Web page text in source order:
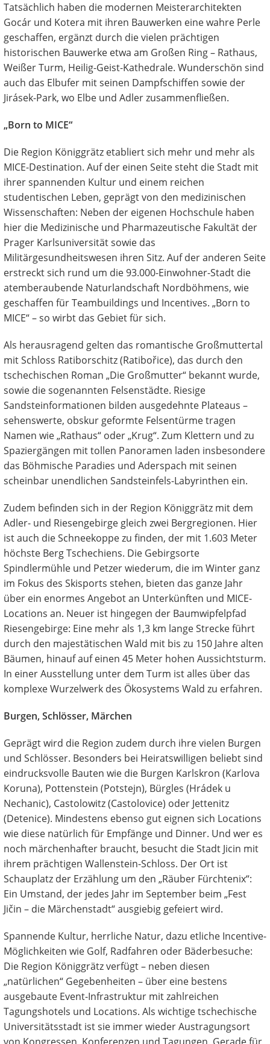
Tatsächlich haben die modernen Meisterarchitekten
Gocár und Kotera mit ihren Bauwerken eine wahre Perle
geschaffen, ergänzt durch die vielen prächtigen
historischen Bauwerke etwa am Großen Ring – Rathaus,
Weißer Turm, Heilig-Geist-Kathedrale. Wunderschön sind
auch das Elbufer mit seinen Dampfschiffen sowie der
Jirásek-Park, wo Elbe und Adler zusammenfließen.
„Born to MICE“
Die Region Königgrätz etabliert sich mehr und mehr als
MICE-Destination. Auf der einen Seite steht die Stadt mit
ihrer spannenden Kultur und einem reichen
studentischen Leben, geprägt von den medizinischen
Wissenschaften: Neben der eigenen Hochschule haben
hier die Medizinische und Pharmazeutische Fakultät der
Prager Karlsuniversität sowie das
Militärgesundheitswesen ihren Sitz. Auf der anderen Seite
erstreckt sich rund um die 93.000-Einwohner-Stadt die
atemberaubende Naturlandschaft Nordböhmens, wie
geschaffen für Teambuildings und Incentives. „Born to
MICE“ – so wirbt das Gebiet für sich.
Als herausragend gelten das romantische Großmuttertal
mit Schloss Ratiborschitz (Ratibořice), das durch den
tschechischen Roman „Die Großmutter“ bekannt wurde,
sowie die sogenannten Felsenstädte. Riesige
Sandsteinformationen bilden ausgedehnte Plateaus –
sehenswerte, obskur geformte Felsentürme tragen
Namen wie „Rathaus“ oder „Krug“. Zum Klettern und zu
Spaziergängen mit tollen Panoramen laden insbesondere
das Böhmische Paradies und Aderspach mit seinen
scheinbar unendlichen Sandsteinfels-Labyrinthen ein.
Zudem befinden sich in der Region Königgrätz mit dem
Adler- und Riesengebirge gleich zwei Bergregionen. Hier
ist auch die Schneekoppe zu finden, der mit 1.603 Meter
höchste Berg Tschechiens. Die Gebirgsorte
Spindlermühle und Petzer wiederum, die im Winter ganz
im Fokus des Skisports stehen, bieten das ganze Jahr
über ein enormes Angebot an Unterkünften und MICE-
Locations an. Neuer ist hingegen der Baumwipfelpfad
Riesengebirge: Eine mehr als 1,3 km lange Strecke führt
durch den majestätischen Wald mit bis zu 150 Jahre alten
Bäumen, hinauf auf einen 45 Meter hohen Aussichtsturm.
In einer Ausstellung unter dem Turm ist alles über das
komplexe Wurzelwerk des Ökosystems Wald zu erfahren.
Burgen, Schlösser, Märchen
Geprägt wird die Region zudem durch ihre vielen Burgen
und Schlösser. Besonders bei Heiratswilligen beliebt sind
eindrucksvolle Bauten wie die Burgen Karlskron (Karlova
Koruna), Pottenstein (Potstejn), Bürgles (Hrádek u
Nechanic), Castolowitz (Castolovice) oder Jettenitz
(Detenice). Mindestens ebenso gut eignen sich Locations
wie diese natürlich für Empfänge und Dinner. Und wer es
noch märchenhafter braucht, besucht die Stadt Jicin mit
ihrem prächtigen Wallenstein-Schloss. Der Ort ist
Schauplatz der Erzählung um den „Räuber Fürchtenix“:
Ein Umstand, der jedes Jahr im September beim „Fest
Jičin – die Märchenstadt“ ausgiebig gefeiert wird.
Spannende Kultur, herrliche Natur, dazu etliche Incentive-
Möglichkeiten wie Golf, Radfahren oder Bäderbesuche:
Die Region Königgrätz verfügt – neben diesen
„natürlichen“ Gegebenheiten – über eine bestens
ausgebaute Event-Infrastruktur mit zahlreichen
Tagungshotels und Locations. Als wichtige tschechische
Universitätsstadt ist sie immer wieder Austragungsort